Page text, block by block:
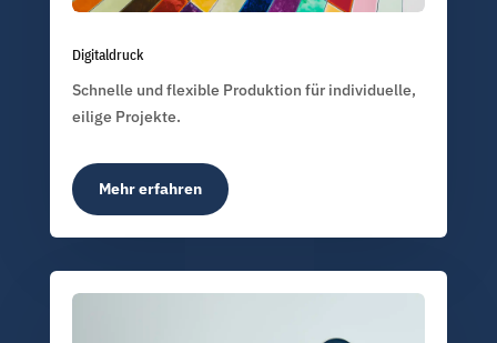
Digitaldruck
Schnelle und flexible Produktion für individuelle,
eilige Projekte.
Mehr erfahren